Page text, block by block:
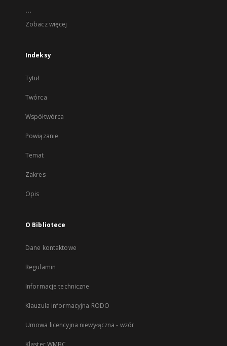
...
Zobacz więcej
Indeksy
Tytuł
Twórca
Współtwórca
Powiązanie
Temat
Zakres
Opis
O Bibliotece
Dane kontaktowe
Regulamin
Informacje techniczne
Klauzula informacyjna RODO
Umowa licencyjna niewyłączna - wzór
Klaster WMBC